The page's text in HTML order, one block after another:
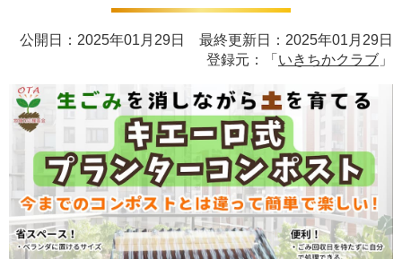
公開日：2025年01月29日 最終更新日：2025年01月29日
登録元：「 いきちかクラブ 」